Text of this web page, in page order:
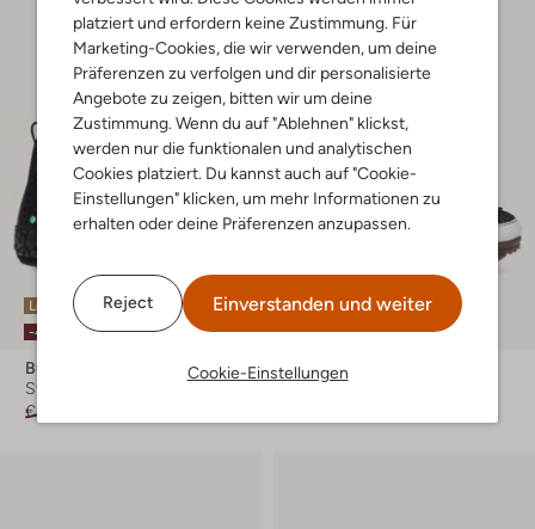
platziert und erfordern keine Zustimmung. Für
Marketing-Cookies, die wir verwenden, um deine
Präferenzen zu verfolgen und dir personalisierte
Angebote zu zeigen, bitten wir um deine
Zustimmung. Wenn du auf "Ablehnen" klickst,
werden nur die funktionalen und analytischen
Cookies platziert. Du kannst auch auf "Cookie-
Einstellungen" klicken, um mehr Informationen zu
erhalten oder deine Präferenzen anzupassen.
Reject Einverstanden und weiter
Cookie-Einstellungen
Letzter Artikel
-40%
Bunniesjr
Stiefel
€ 59,95
Letzter Artikel
-30%
Shoesme
Sneaker